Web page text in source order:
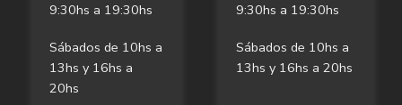
9:30hs a 19:30hs
Sábados de 10hs a
13hs y 16hs a
20hs
9:30hs a 19:30hs
Sábados de 10hs a
13hs y 16hs a 20hs